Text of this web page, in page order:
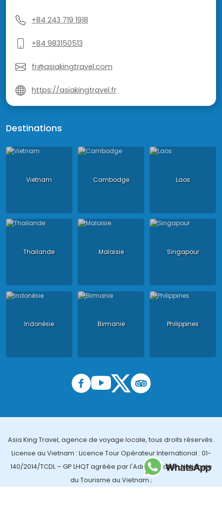
+84 243 719 1918
+84 983150513
fr@asiakingtravel.com
https://asiakingtravel.fr
Destinations
Vietnam Cambodge Laos
Thailande Malaisie Singapour
Indonésie Birmanie Philippines
Asia King Travel, agence de voyage locale, tous droits réservés.
License au Vietnam : Licence Tour Opérateur International : 01-
140/2014/TCDL – GP LHQT agréée par l'Administration Nationale
du Tourisme au Vietnam ;